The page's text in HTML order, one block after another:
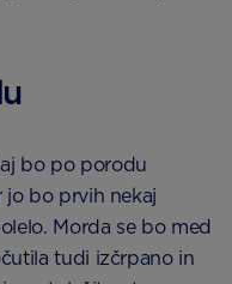
bo po porodu
jo bo prvih nekaj
Morda se bo med
tudi izčrpano in